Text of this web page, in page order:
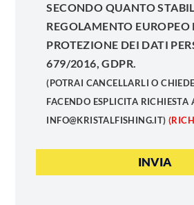
SECONDO QUANTO
REGOLAMENTO EUROPEO
PROTEZIONE DEI DATI
679/2016, GDPR.
(POTRAI CANCELLARLI O
FACENDO ESPLICITA RICHIESTA
INFO@KRISTALFISHING.IT)